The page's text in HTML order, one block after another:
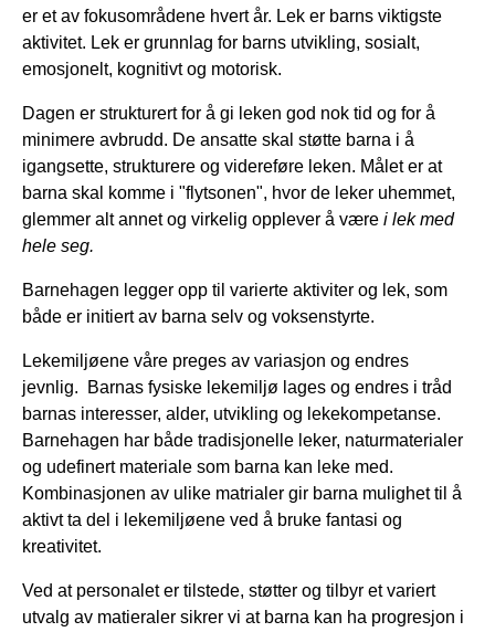
er et av fokusområdene hvert år. Lek er barns viktigste
aktivitet. Lek er grunnlag for barns utvikling, sosialt,
emosjonelt, kognitivt og motorisk.
Dagen er strukturert for å gi leken god nok tid og for å
minimere avbrudd. De ansatte skal støtte barna i å
igangsette, strukturere og videreføre leken. Målet er at
barna skal komme i "flytsonen", hvor de leker uhemmet,
glemmer alt annet og virkelig opplever å være i lek med
hele seg.
Barnehagen legger opp til varierte aktiviter og lek, som
både er initiert av barna selv og voksenstyrte.
Lekemiljøene våre preges av variasjon og endres
jevnlig. Barnas fysiske lekemiljø lages og endres i tråd
barnas interesser, alder, utvikling og lekekompetanse.
Barnehagen har både tradisjonelle leker, naturmaterialer
og udefinert materiale som barna kan leke med.
Kombinasjonen av ulike matrialer gir barna mulighet til å
aktivt ta del i lekemiljøene ved å bruke fantasi og
kreativitet.
Ved at personalet er tilstede, støtter og tilbyr et variert
utvalg av matieraler sikrer vi at barna kan ha progresjon i